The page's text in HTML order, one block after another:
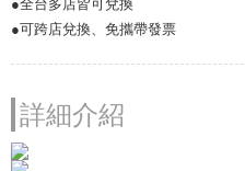
●全台多店皆可兌換
●可跨店兌換、免攜帶發票
詳細介紹